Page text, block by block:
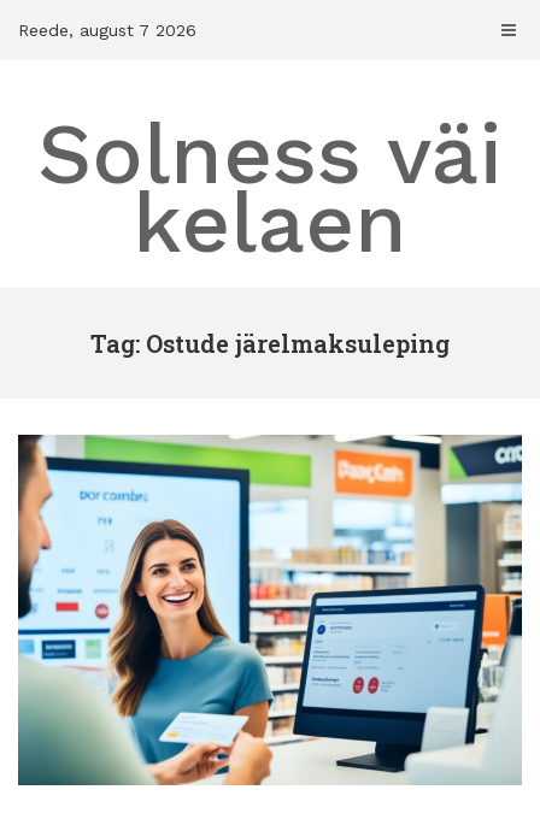
Reede, august 7 2026
Solness väi
kelaen
Tag: Ostude järelmaksuleping